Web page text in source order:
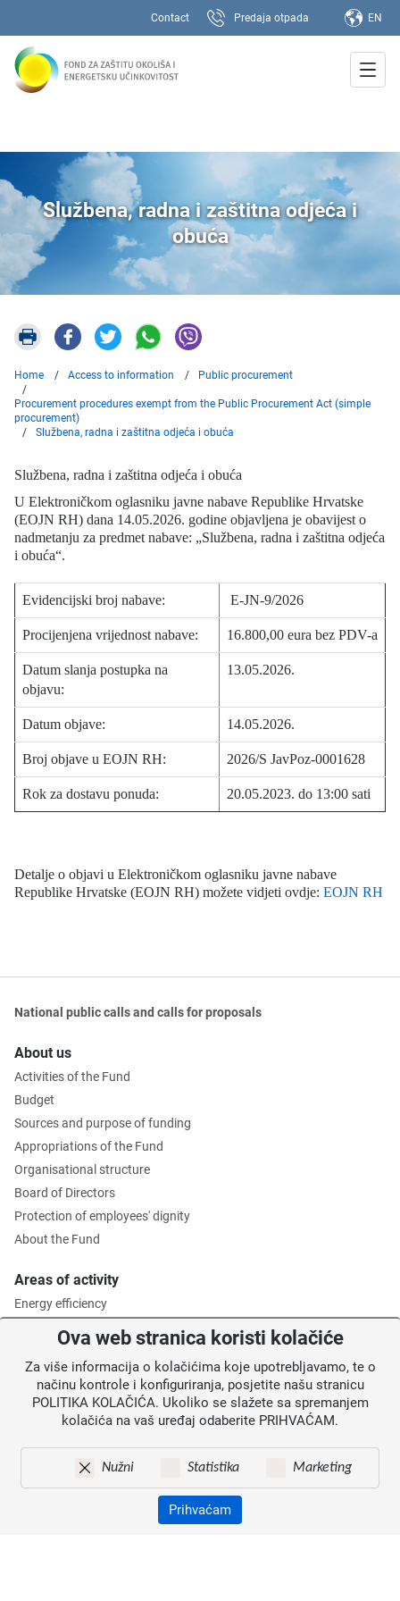
Contact Predaja otpada EN
Službena, radna i zaštitna odjeća i
obuća
Home Access to information Public procurement
Procurement procedures exempt from the Public Procurement Act (simple
procurement)
Službena, radna i zaštitna odjeća i obuća
Službena, radna i zaštitna odjeća i obuća
U Elektroničkom oglasniku javne nabave Republike Hrvatske
(EOJN RH) dana 14.05.2026. godine objavljena je obavijest o
nadmetanju za predmet nabave: „Službena, radna i zaštitna odjeća
i obuća“.
Evidencijski broj nabave: E-JN-9/2026
Procijenjena vrijednost nabave: 16.800,00 eura bez PDV-a
Datum slanja postupka na
objavu:
13.05.2026.
Datum objave: 14.05.2026.
Broj objave u EOJN RH: 2026/S JavPoz-0001628
Rok za dostavu ponuda: 20.05.2023. do 13:00 sati
Detalje o objavi u Elektroničkom oglasniku javne nabave
Republike Hrvatske (EOJN RH) možete vidjeti ovdje: EOJN RH
National public calls and calls for proposals
About us
Activities of the Fund
Budget
Sources and purpose of funding
Appropriations of the Fund
Organisational structure
Board of Directors
Protection of employees' dignity
About the Fund
Areas of activity
Energy efficiency
Environmental protection
Intermediate Body level 2
Information for users
Annoucements
Site map
Ova web stranica koristi kolačiće
Za više informacija o kolačićima koje upotrebljavamo, te o
načinu kontrole i konfiguriranja, posjetite našu stranicu
POLITIKA KOLAČIĆA. Ukoliko se slažete sa spremanjem
kolačića na vaš uređaj odaberite PRIHVAĆAM.
Nužni Statistika Marketing
Prihvaćam